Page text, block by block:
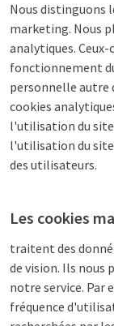
Nous distinguons
marketing. Nous
analytiques.
fonctionnement
personnelle autre
cookies
l'utilisation du
l'utilisation du
des utilisateurs.
Les cookies
traitent des
de vision. Ils
notre service. Par
fréquence